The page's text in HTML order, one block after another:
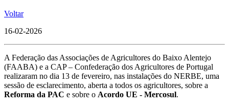
Voltar
16-02-2026
A Federação das Associações de Agricultores do Baixo Alentejo
(FAABA) e a CAP – Confederação dos Agricultores de Portugal
realizaram no dia 13 de fevereiro, nas instalações do NERBE, uma
sessão de esclarecimento, aberta a todos os agricultores, sobre a
Reforma da PAC e sobre o Acordo UE - Mercosul.